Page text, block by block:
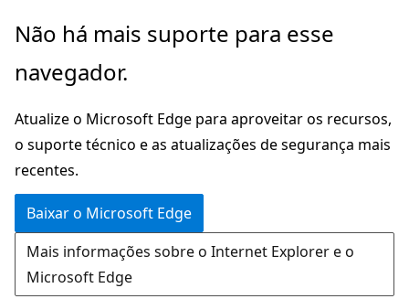
Pular
o
principal
Não há mais suporte para esse
navegador.
Atualize o Microsoft Edge para aproveitar os recursos,
o suporte técnico e as atualizações de segurança mais
recentes.
Baixar o Microsoft Edge
Mais informações sobre o Internet Explorer e o
Microsoft Edge